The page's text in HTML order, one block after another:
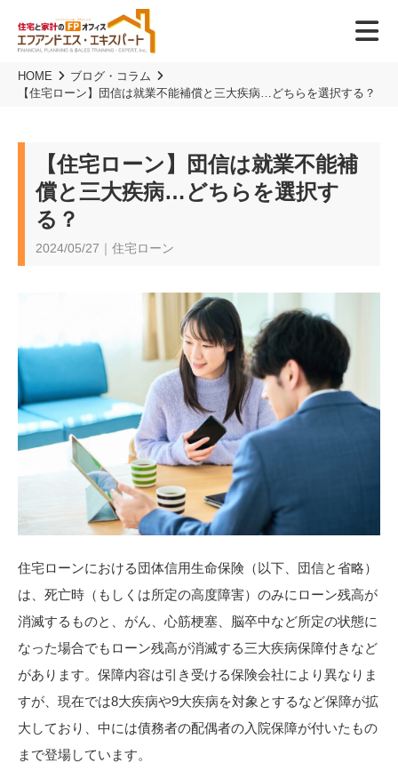
HOME
ブログ・コラム
【住宅ローン】団信は就業不能補償と三大疾病…どちらを選択する？
【住宅ローン】団信は就業不能補
償と三大疾病…どちらを選択す
る？
2024/05/27｜住宅ローン
住宅ローンにおける団体信用生命保険（以下、団信と省略）
は、死亡時（もしくは所定の高度障害）のみにローン残高が
消滅するものと、がん、心筋梗塞、脳卒中など所定の状態に
なった場合でもローン残高が消滅する三大疾病保障付きなど
があります。保障内容は引き受ける保険会社により異なりま
すが、現在では8大疾病や9大疾病を対象とするなど保障が拡
大しており、中には債務者の配偶者の入院保障が付いたもの
まで登場しています。